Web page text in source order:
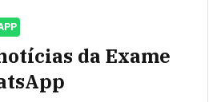
da Exame